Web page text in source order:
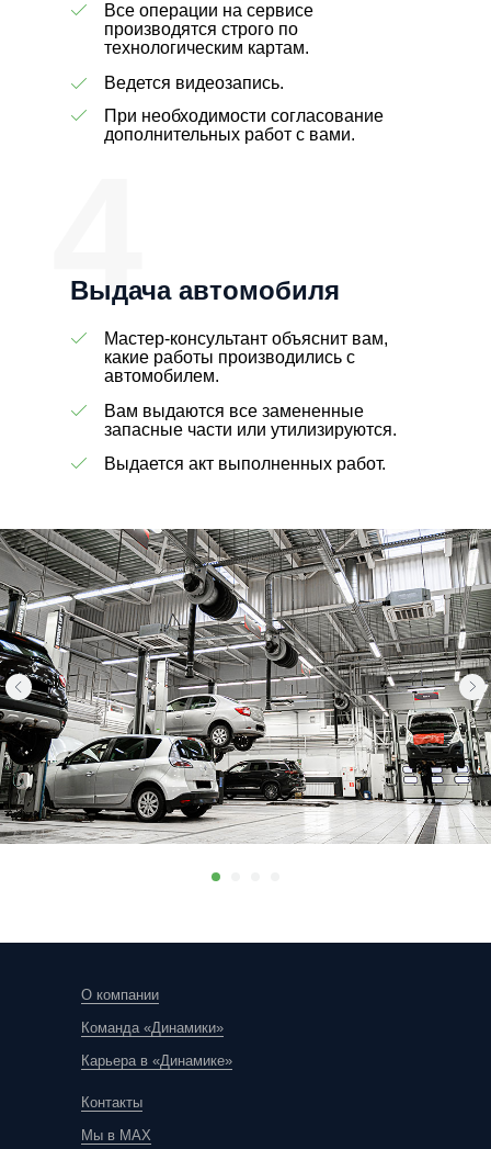
4
Выдача автомобиля
Все операции на сервисе
производятся строго по
технологическим картам.
Ведется видеозапись.
При необходимости согласование
дополнительных работ с вами.
Мастер-консультант объяснит вам,
какие работы производились с
автомобилем.
Вам выдаются все замененные
запасные части или утилизируются.
Выдается акт выполненных работ.
О компании
Команда «Динамики»
Карьера в «Динамике»
Контакты
Мы в MAX